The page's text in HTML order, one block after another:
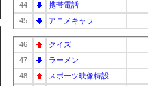
44
携帯電話
45
アニメキャラ
46
クイズ
47
ラーメン
48
スポーツ映像特設